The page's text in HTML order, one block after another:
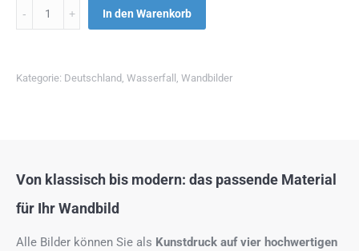
Menge In den Warenkorb
Kategorie: Deutschland , Wasserfall , Wandbilder
Von klassisch bis modern: das passende Material
für Ihr Wandbild
Alle Bilder können Sie als Kunstdruck auf vier hochwertigen